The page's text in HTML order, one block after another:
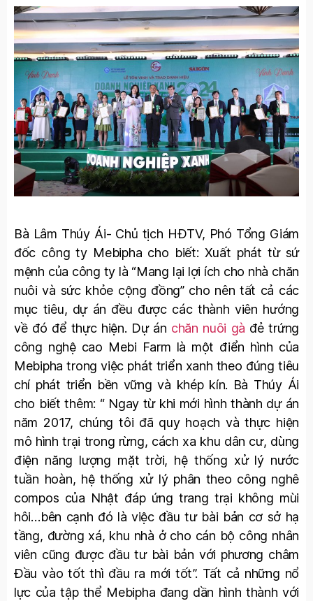
Bà Lâm Thúy Ái- Chủ tịch HĐTV, Phó Tổng Giám
đốc công ty Mebipha cho biết: Xuất phát từ sứ
mệnh của công ty là “Mang lại lợi ích cho nhà chăn
nuôi và sức khỏe cộng đồng” cho nên tất cả các
mục tiêu, dự án đều được các thành viên hướng
về đó để thực hiện. Dự án chăn nuôi gà đẻ trứng
công nghệ cao Mebi Farm là một điển hình của
Mebipha trong việc phát triển xanh theo đúng tiêu
chí phát triển bền vững và khép kín. Bà Thúy Ái
cho biết thêm: “ Ngay từ khi mới hình thành dự án
năm 2017, chúng tôi đã quy hoạch và thực hiện
mô hình trại trong rừng, cách xa khu dân cư, dùng
điện năng lượng mặt trời, hệ thống xử lý nước
tuần hoàn, hệ thống xử lý phân theo công nghê
compos của Nhật đáp ứng trang trại không mùi
hôi…bên cạnh đó là việc đầu tư bài bản cơ sở hạ
tầng, đường xá, khu nhà ở cho cán bộ công nhân
viên cũng được đầu tư bài bản với phương châm
Đầu vào tốt thì đầu ra mới tốt”. Tất cả những nổ
lực của tập thể Mebipha đang dần hình thành với